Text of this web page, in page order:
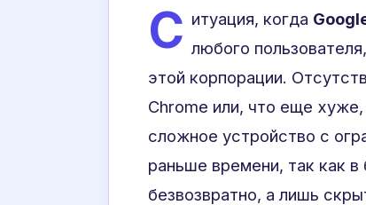
С итуация, когда
любого
этой корпорации.
Chrome или, что еще
сложное устройство с
раньше времени, так как
безвозвратно, а лишь